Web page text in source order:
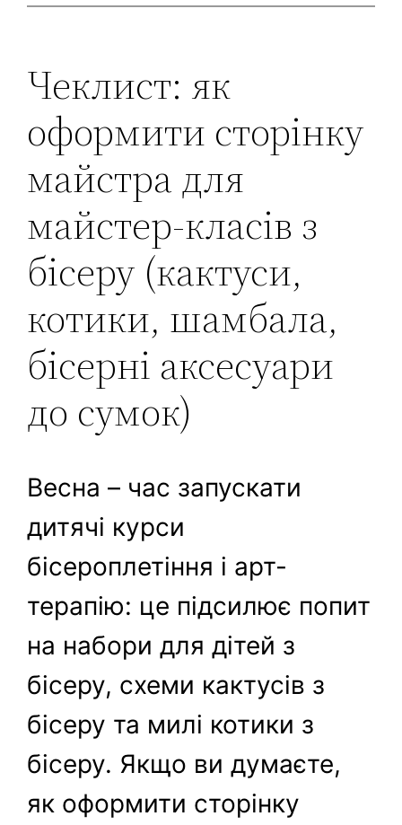
Чеклист: як
оформити сторінку
майстра для
майстер-класів з
бісеру (кактуси,
котики, шамбала,
бісерні аксесуари
до сумок)
Весна – час запускати
дитячі курси
бісероплетіння і арт-
терапію: це підсилює попит
на набори для дітей з
бісеру, схеми кактусів з
бісеру та милі котики з
бісеру. Якщо ви думаєте,
як оформити сторінку